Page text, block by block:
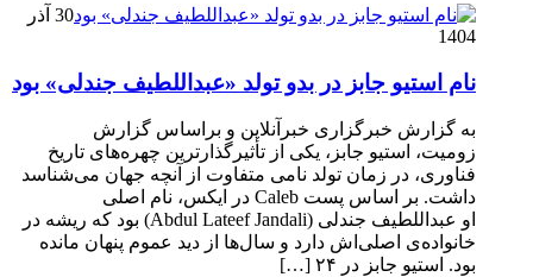
30 آذر
1404
نام استیو جابز در بدو تولد «عبداللطیف جندلی» بود
به گزارش خبرگزاری خبرآنلاین و براساس گزارش
زومیت، استیو جابز، یکی از تأثیرگذارترین چهره‌های تاریخ
فناوری، در زمان تولد نامی متفاوت از آنچه جهان می‌شناسد
داشت. بر اساس پست Caleb در ایکس، نام اصلی
او عبداللطیف جندلی (Abdul Lateef Jandali) بود که ریشه در
خانواده‌ی اصلی‌اش دارد و سال‌ها از دید عموم پنهان مانده
بود. استیو جابز در ۲۴ […]